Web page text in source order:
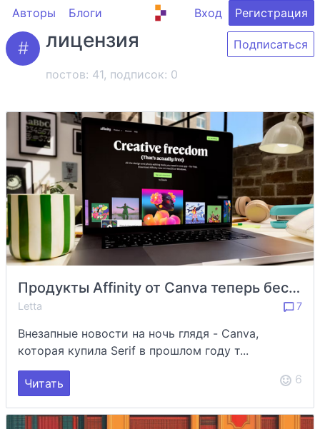
Авторы Блоги Вход Регистрация
лицензия
постов: 41, подписок: 0
Подписаться
Продукты Affinity от Canva теперь бесплатные навсегда
Letta 7
Внезапные новости на ночь глядя - Canva,
которая купила Serif в прошлом году т...
Читать 6